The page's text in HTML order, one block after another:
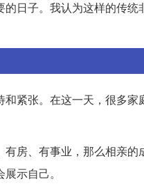
日子。我认为这样的传
紧张。在这一天，很多
房、有事业，那么相亲
示自己。